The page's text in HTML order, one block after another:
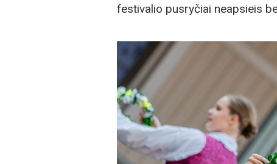
festivalio pusryčiai neapsieis